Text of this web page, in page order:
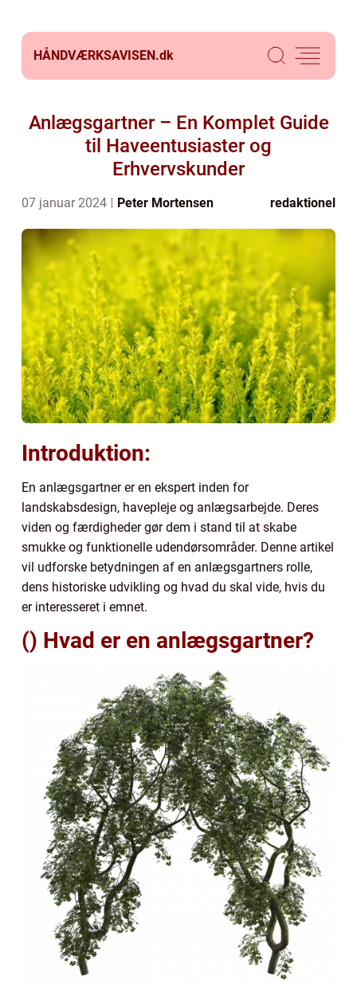
HÅNDVÆRKSAVISEN.dk
Anlægsgartner – En Komplet Guide
til Haveentusiaster og
Erhvervskunder
07 januar 2024 Peter Mortensen redaktionel
Introduktion:
En anlægsgartner er en ekspert inden for
landskabsdesign, havepleje og anlægsarbejde. Deres
viden og færdigheder gør dem i stand til at skabe
smukke og funktionelle udendørsområder. Denne artikel
vil udforske betydningen af en anlægsgartners rolle,
dens historiske udvikling og hvad du skal vide, hvis du
er interesseret i emnet.
() Hvad er en anlægsgartner?